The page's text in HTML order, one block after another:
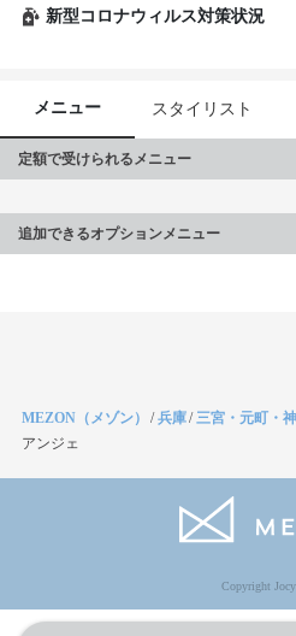
新型コロナウィルス対策状況
メニュー スタイリスト
定額で受けられるメニュー
追加できるオプションメニュー
MEZON（メゾン） /兵庫/三宮・元町・
アンジェ
Copyright